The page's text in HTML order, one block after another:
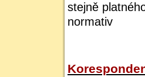
stejně
normativ